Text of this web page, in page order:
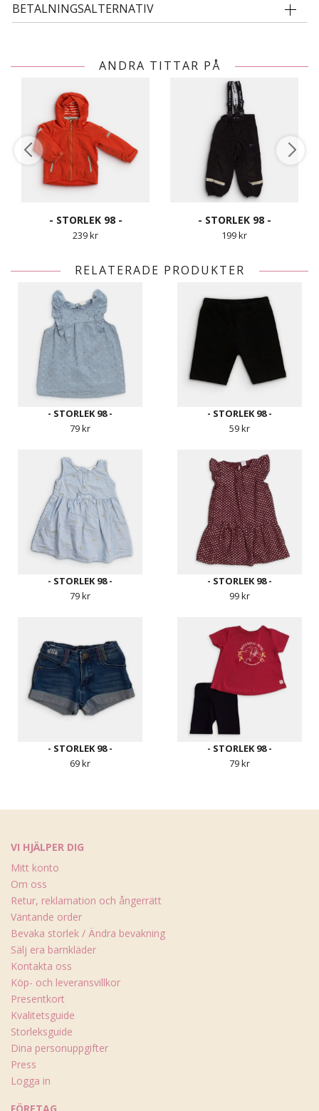
BETALNINGSALTERNATIV
ANDRA TITTAR PÅ
- STORLEK 98 -
239 kr
- STORLEK 98 -
199 kr
RELATERADE PRODUKTER
- STORLEK 98 -
79 kr
- STORLEK 98 -
59 kr
- STORLEK 98 -
79 kr
- STORLEK 98 -
99 kr
- STORLEK 98 -
69 kr
- STORLEK 98 -
79 kr
VI HJÄLPER DIG
Mitt konto
Om oss
Retur, reklamation och ångerrätt
Väntande order
Bevaka storlek / Ändra bevakning
Sälj era barnkläder
Kontakta oss
Köp- och leveransvillkor
Presentkort
Kvalitetsguide
Storleksguide
Dina personuppgifter
Press
Logga in